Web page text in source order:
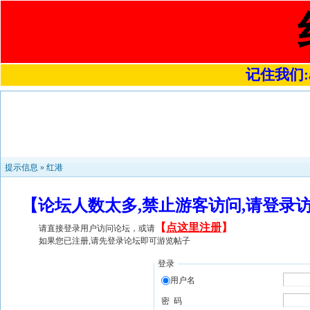
记住我们
提示信息 » 红港
【论坛人数太多,禁止游客访问,请登
请直接登录用户访问论坛，或请 【 点这里注册】
如果您已注册,请先登录论坛即可游览帖子
登录
用户名
密 码